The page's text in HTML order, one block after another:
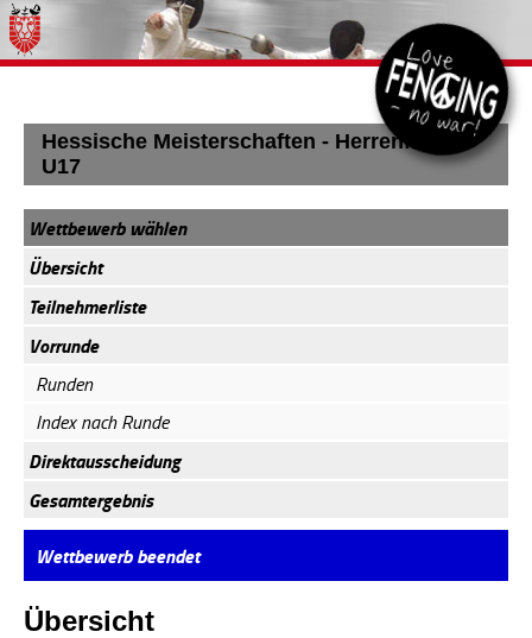
Hessische Meisterschaften - Herrenflorett
U17
Wettbewerb wählen
Übersicht
Teilnehmerliste
Vorrunde
Runden
Index nach Runde
Direktausscheidung
Gesamtergebnis
Wettbewerb beendet
Übersicht